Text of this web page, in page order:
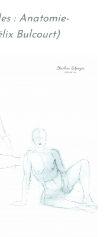
: Anatomie-
Bulcourt)